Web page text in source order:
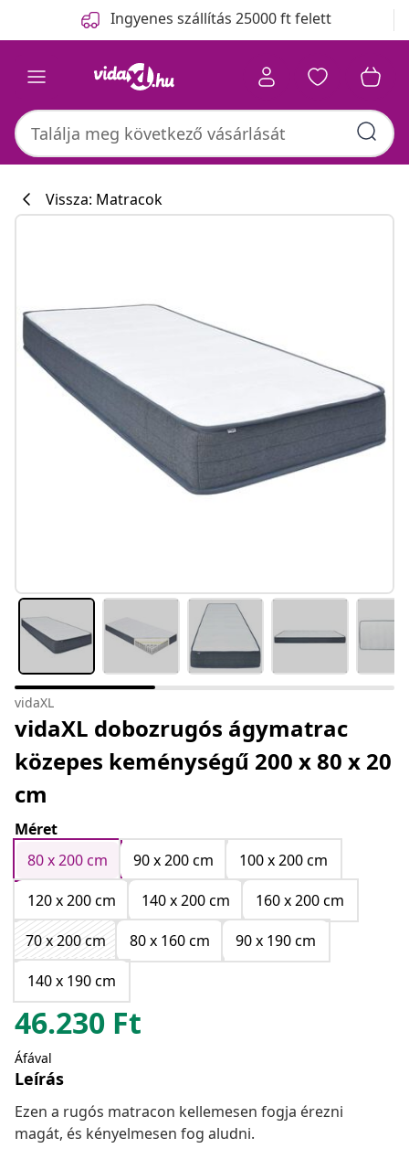
Ingyenes szállítás 25000 ft felett
Vissza: Matracok
vidaXL
vidaXL dobozrugós ágymatrac
közepes keménységű 200 x 80 x 20
cm
Méret
80 x 200 cm
90 x 200 cm
100 x 200 cm
120 x 200 cm
140 x 200 cm
160 x 200 cm
70 x 200 cm
80 x 160 cm
90 x 190 cm
140 x 190 cm
46.230 Ft
Áfával
Leírás
Ezen a rugós matracon kellemesen fogja érezni
magát, és kényelmesen fog aludni.